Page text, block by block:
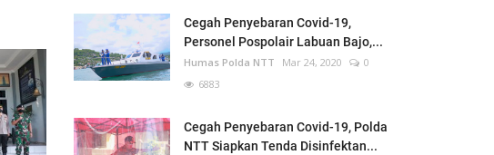
Cegah Penyebaran Covid-19,
Personel Pospolair Labuan Bajo,...
Humas Polda NTT Mar 24, 2020
0
6883
Cegah Penyebaran Covid-19, Polda
NTT Siapkan Tenda Disinfektan...